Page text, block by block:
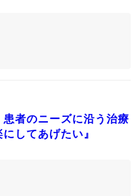
者のニーズに沿う治療
してあげたい』